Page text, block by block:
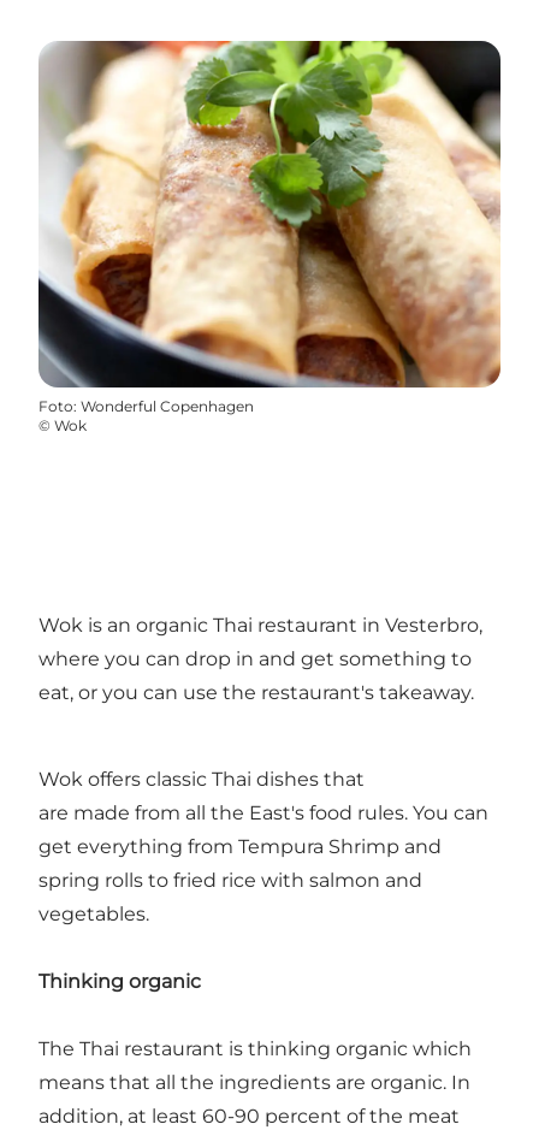
Foto: Wonderful Copenhagen
© Wok
Wok is an organic Thai restaurant in Vesterbro,
where you can drop in and get something to
eat, or you can use the restaurant's takeaway.
Wok offers classic Thai dishes that
are made from all the East's food rules. You can
get everything from Tempura Shrimp and
spring rolls to fried rice with salmon and
vegetables.
Thinking organic
The Thai restaurant is thinking organic which
means that all the ingredients are organic. In
addition, at least 60-90 percent of the meat